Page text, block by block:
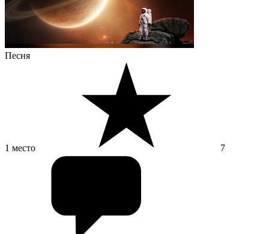
Песня
1 место 7